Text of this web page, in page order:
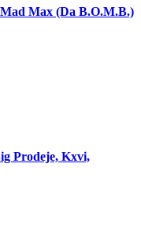
Mad Max (Da B.O.M.B.)
Prodeje, Kxvi,